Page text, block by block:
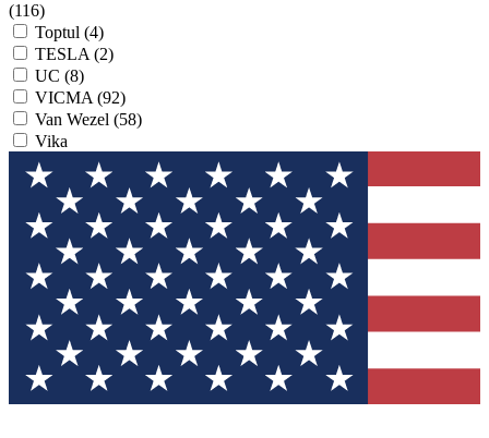
(116)
Toptul (4)
TESLA (2)
UC (8)
VICMA (92)
Van Wezel (58)
Vika